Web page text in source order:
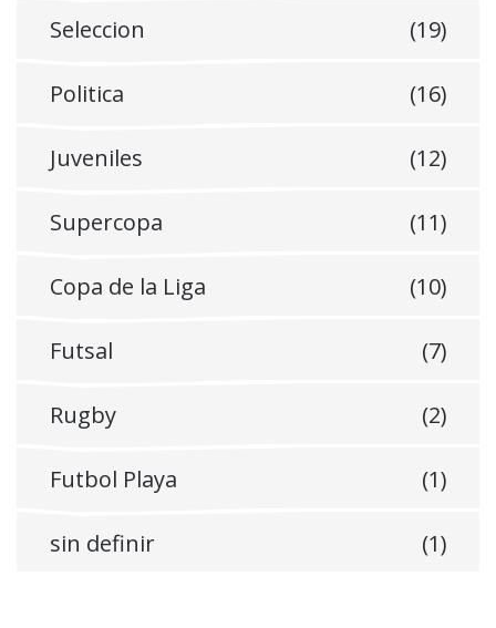
Seleccion (19)
Politica (16)
Juveniles (12)
Supercopa (11)
Copa de la Liga (10)
Futsal (7)
Rugby (2)
Futbol Playa (1)
sin definir (1)